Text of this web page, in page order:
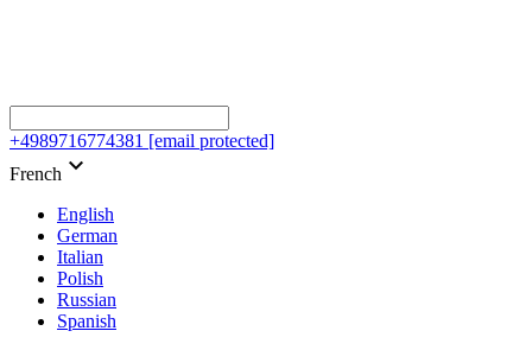
+4989716774381 [email protected]
French keyboard_arrow_down
English
German
Italian
Polish
Russian
Spanish